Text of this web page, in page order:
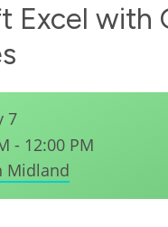
Excel with
7
- 12:00 PM
Midland